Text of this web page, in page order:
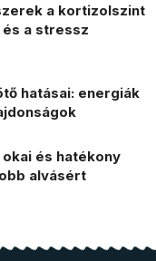
a kortizolszint
a stressz
hatásai: energiák
és hatékony
alvásért